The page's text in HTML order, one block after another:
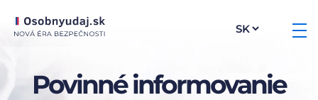
Povinné informovanie